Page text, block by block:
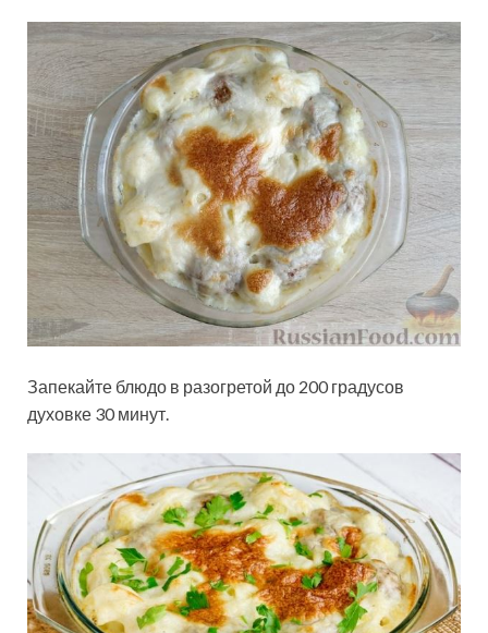
Запекайте блюдо в разогретой до 200 градусов
духовке 30 минут.